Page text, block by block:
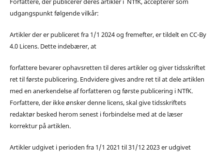
udgangspunkt følgende vilkår:
Artikler der er publiceret fra 1/1 2024 og fremefter, er tildelt en CC-By
4.0 Licens. Dette indebærer, at
forfattere bevarer ophavsretten til deres artikler og giver tidsskriftet
ret til første publicering. Endvidere gives andre ret til at dele artiklen
med en anerkendelse af forfatteren og første publicering i NTfK.
Forfattere, der ikke ønsker denne licens, skal give tidsskriftets
redaktør besked herom senest i forbindelse med at de læser
korrektur på artiklen.
Artikler udgivet i perioden fra 1/1 2021 til 31/12 2023 er udgivet